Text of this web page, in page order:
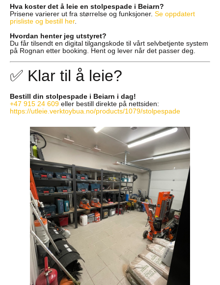
Hva koster det å leie en stolpespade i Beiarn?
Prisene varierer ut fra størrelse og funksjoner. Se oppdatert
prisliste og bestill her.
Hvordan henter jeg utstyret?
Du får tilsendt en digital tilgangskode til vårt selvbetjente system
på Rognan etter booking. Hent og lever når det passer deg.
✅ Klar til å leie?
Bestill din stolpespade i Beiarn i dag!
+47 915 24 609 eller bestill direkte på nettsiden:
https://utleie.verktoybua.no/products/1079/stolpespade